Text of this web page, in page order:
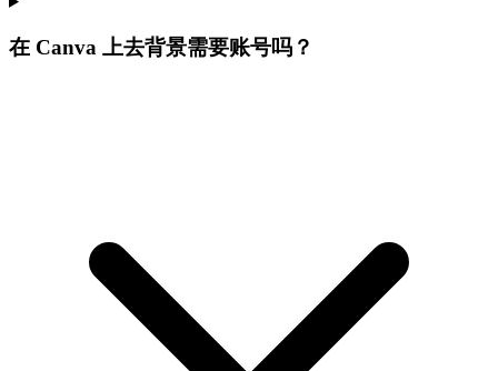
在 Canva 上去背景需要账号吗？